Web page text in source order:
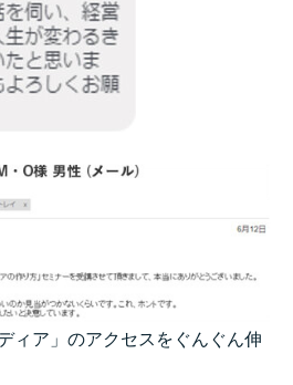
ィア」のアクセスをぐんぐん伸